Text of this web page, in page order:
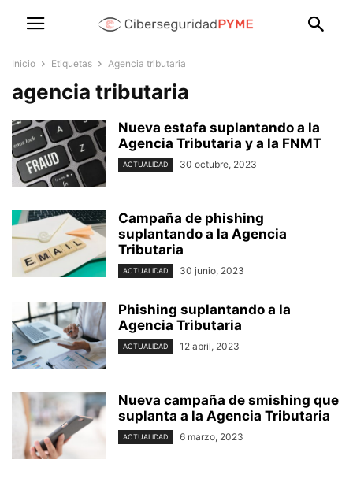
Inicio Etiquetas Agencia tributaria
agencia tributaria
Nueva estafa suplantando a la
Agencia Tributaria y a la FNMT
ACTUALIDAD 30 octubre, 2023
Campaña de phishing
suplantando a la Agencia
Tributaria
ACTUALIDAD 30 junio, 2023
Phishing suplantando a la
Agencia Tributaria
ACTUALIDAD 12 abril, 2023
Nueva campaña de smishing que
suplanta a la Agencia Tributaria
ACTUALIDAD 6 marzo, 2023